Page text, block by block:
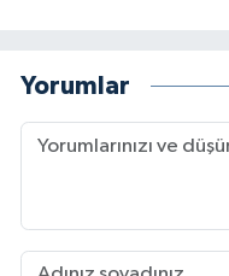
Yorumlar